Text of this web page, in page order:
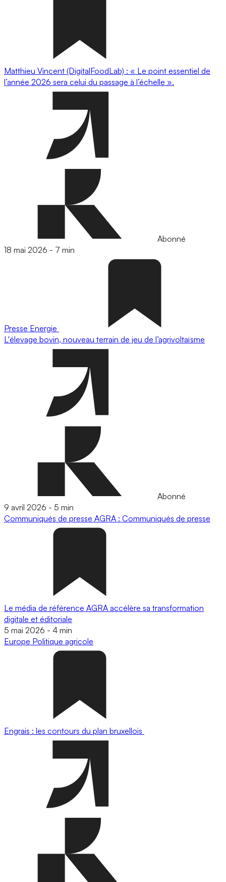
Matthieu Vincent (DigitalFoodLab) : « Le point essentiel de
l’année 2026 sera celui du passage à l’échelle ».
Abonné
18 mai 2026 - 7 min
Presse Energie
L'élevage bovin, nouveau terrain de jeu de l’agrivoltaïsme
Abonné
9 avril 2026 - 5 min
Communiqués de presse AGRA : Communiqués de presse
Le média de référence AGRA accélère sa transformation
digitale et éditoriale
5 mai 2026 - 4 min
Europe Politique agricole
Engrais : les contours du plan bruxellois